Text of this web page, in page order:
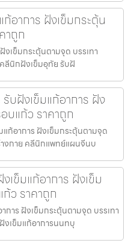
อาการ ฝังเข็มกระตุ้น
าถูก
เข็มกระตุ้นตามจุด บรรเทา
ลีนิกฝังเข็มอุทัย รับฝั
บฝังเข็มแก้อาการ ฝัง
บแก้ว ราคาถูก
ก้อาการ ฝังเข็มกระตุ้นตามจุด
างกาย คลีนิกแพทย์แผนจีนบ
เข็มแก้อาการ ฝังเข็ม
ว ราคาถูก
าร ฝังเข็มกระตุ้นตามจุด บรรเทา
งเข็มแก้อาการนนทบุ